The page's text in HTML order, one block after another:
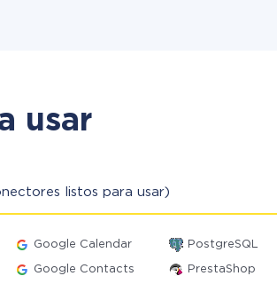
usar
listos para usar)
Google Calendar PostgreSQL
Google Contacts PrestaShop